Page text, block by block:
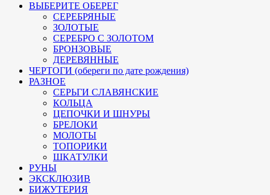
ВЫБЕРИТЕ ОБЕРЕГ
СЕРЕБРЯНЫЕ
ЗОЛОТЫЕ
СЕРЕБРО С ЗОЛОТОМ
БРОНЗОВЫЕ
ДЕРЕВЯННЫЕ
ЧЕРТОГИ (обереги по дате рождения)
РАЗНОЕ
СЕРЬГИ СЛАВЯНСКИЕ
КОЛЬЦА
ЦЕПОЧКИ И ШНУРЫ
БРЕЛОКИ
МОЛОТЫ
ТОПОРИКИ
ШКАТУЛКИ
РУНЫ
ЭКСКЛЮЗИВ
БИЖУТЕРИЯ